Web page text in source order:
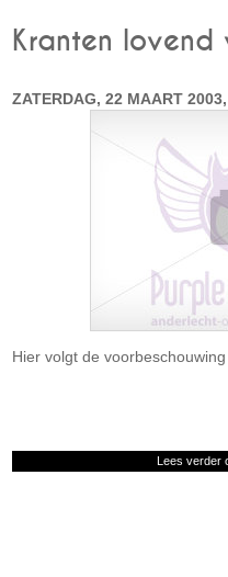
Kranten lovend
ZATERDAG, 22 MAART
Hier volgt de voorbeschouwing
Lees verder